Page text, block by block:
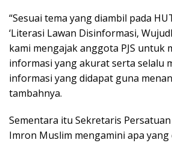
“Sesuai tema yang diambil pada
‘Literasi Lawan Disinformasi,
kami mengajak anggota PJS untuk
informasi yang akurat serta selalu
informasi yang didapat guna
tambahnya.
Sementara itu Sekretaris
Imron Muslim mengamini apa